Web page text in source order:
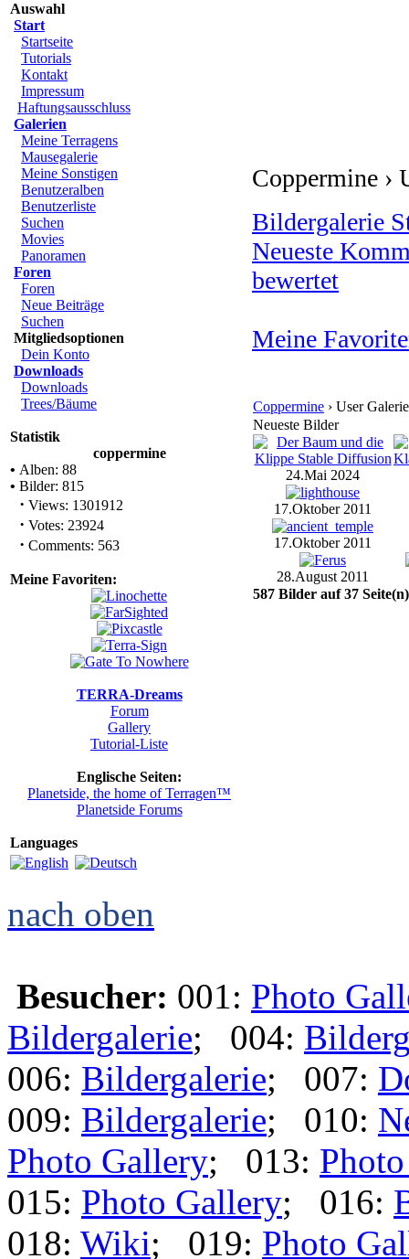
Auswahl
Start
Startseite
Tutorials
Kontakt
Impressum
Haftungsausschluss
Galerien
Meine Terragens
Mausegalerie
Meine Sonstigen
Benutzeralben
Benutzerliste
Suchen
Movies
Panoramen
Foren
Foren
Neue Beiträge
Suchen
Mitgliedsoptionen
Dein Konto
Downloads
Downloads
Trees/Bäume
Statistik
coppermine
• Alben: 88
• Bilder: 815
· Views: 1301912
· Votes: 23924
· Comments: 563
Meine Favoriten:
TERRA-Dreams
Forum
Gallery
Tutorial-Liste
Englische Seiten:
Planetside, the home of Terragen™
Planetside Forums
Languages
Coppermine ›
Bildergalerie
Neueste
bewertet
Meine
Coppermine › User
Neueste Bilder
24.Mai 2024
17.Oktober 2011
17.Oktober 2011
28.August 2011
587 Bilder auf 37 Seite(n)
nach oben
Besucher: 001: Photo
Bildergalerie; 004:
006: Bildergalerie; 007:
009: Bildergalerie; 010:
Photo Gallery; 013:
015: Photo Gallery; 016:
018: Wiki; 019: Photo